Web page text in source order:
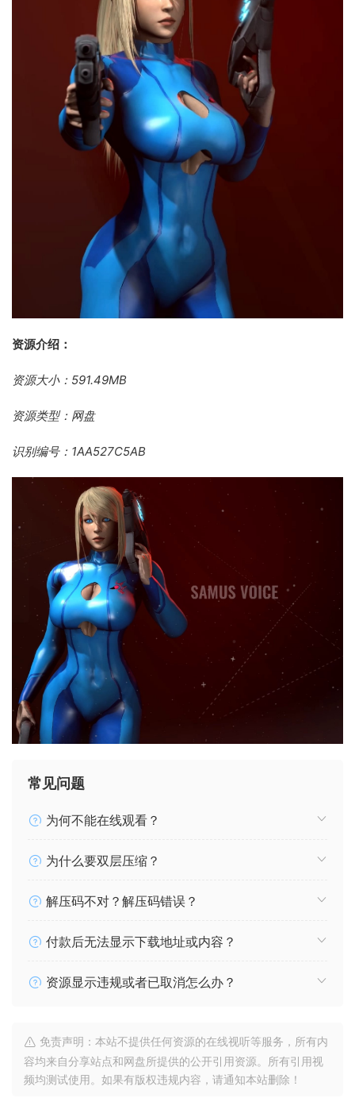
资源介绍：
资源大小：591.49MB
资源类型：网盘
识别编号：1AA527C5AB
常见问题
为何不能在线观看？
为什么要双层压缩？
解压码不对？解压码错误？
付款后无法显示下载地址或内容？
资源显示违规或者已取消怎么办？
免责声明：本站不提供任何资源的在线视听等服务，所有内
容均来自分享站点和网盘所提供的公开引用资源。所有引用视
频均测试使用。如果有版权违规内容，请通知本站删除！